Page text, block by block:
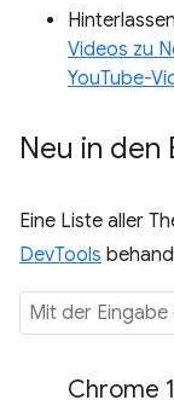
Videos zu
YouTube-
Neu in den
Eine Liste aller
DevTools
Chrome